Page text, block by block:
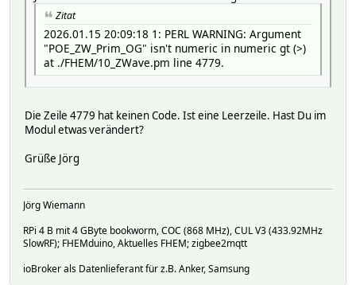
Zitat
2026.01.15 20:09:18 1: PERL WARNING: Argument
"POE_ZW_Prim_OG" isn't numeric in numeric gt (>)
at ./FHEM/10_ZWave.pm line 4779.
Die Zeile 4779 hat keinen Code. Ist eine Leerzeile. Hast Du im
Modul etwas verändert?
Grüße Jörg
Jörg Wiemann
RPi 4 B mit 4 GByte bookworm, COC (868 MHz), CUL V3 (433.92MHz
SlowRF); FHEMduino, Aktuelles FHEM; zigbee2mqtt
ioBroker als Datenlieferant für z.B. Anker, Samsung